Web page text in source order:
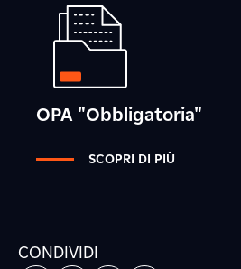
OPA "Obbligatoria"
SCOPRI DI PIÙ
CONDIVIDI